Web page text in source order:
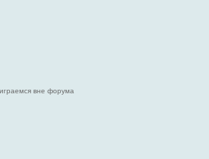
вне форума